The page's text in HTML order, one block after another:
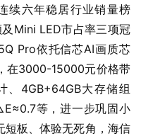
续六年稳居行业销量榜
Mini LED市占率三项冠
Pro依托信芯AI画质芯
在3000-15000元价格带
、4GB+64GB大存储组
等，进一步巩固小
板、体验无死角，海信